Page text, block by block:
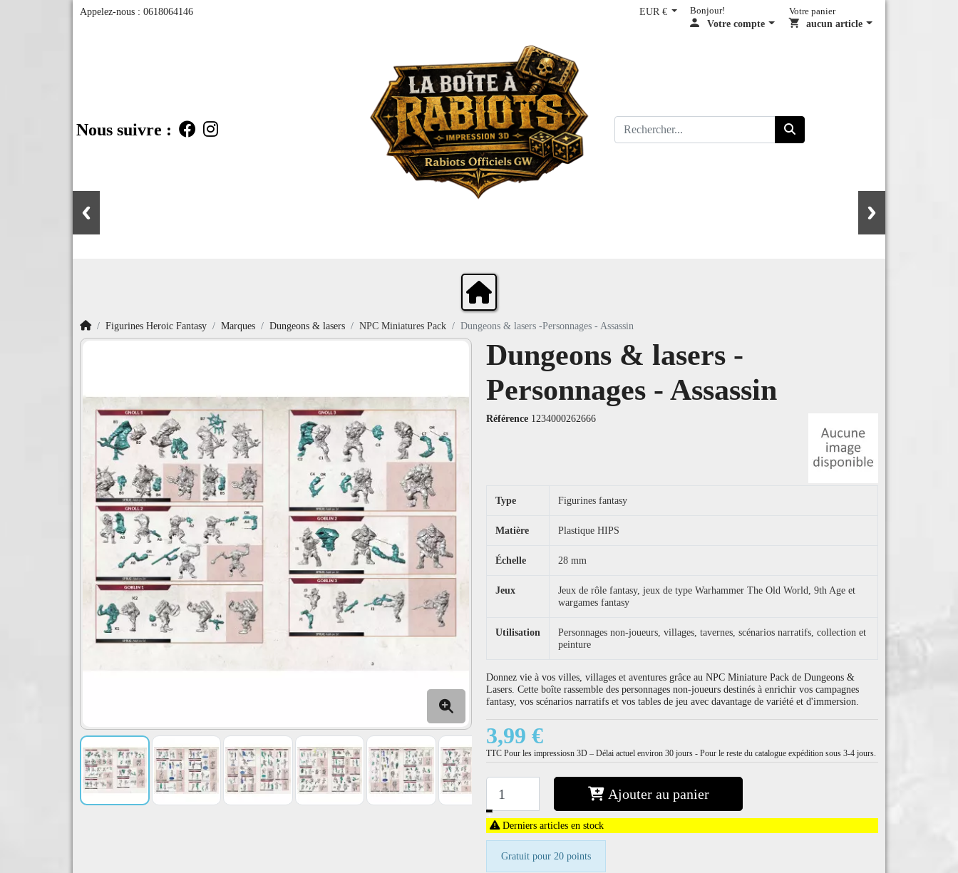
Appelez-nous : 0618064146 EUR € Bonjour!
Votre compte
Votre panier
aucun article
Nous suivre :
AccueilFigurines Heroic Fantasy Marques Dungeons & lasers NPC Miniatures Pack Dungeons & lasers -Personnages - Assassin
Dungeons & lasers -
Personnages - Assassin
Référence 1234000262666
Type Figurines fantasy
Matière Plastique HIPS
Échelle 28 mm
Jeux
Jeux de rôle fantasy, jeux de type Warhammer The Old World, 9th Age et
wargames fantasy
Utilisation
Personnages non-joueurs, villages, tavernes, scénarios narratifs, collection et
peinture
Donnez vie à vos villes, villages et aventures grâce au NPC Miniature Pack de Dungeons &
Lasers. Cette boîte rassemble des personnages non-joueurs destinés à enrichir vos campagnes
fantasy, vos scénarios narratifs et vos tables de jeu avec davantage de variété et d'immersion.
3,99 €
TTC Pour les impressiosn 3D – Délai actuel environ 30 jours - Pour le reste du catalogue expédition sous 3-4 jours.
+
−
Ajouter au panier
Derniers articles en stock
Gratuit pour 20 points